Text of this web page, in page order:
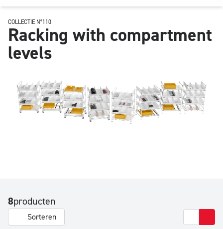
COLLECTIE N°110
Racking with compartment
levels
8producten
Sorteren